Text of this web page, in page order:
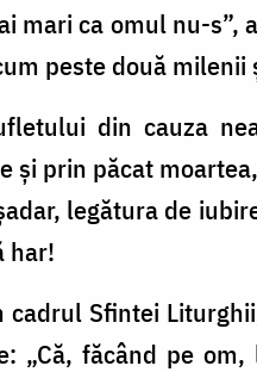
ca omul nu-s”,
peste două milenii
din cauza
prin păcat
legătura de
har!
Sfintei
„Că, făcând pe